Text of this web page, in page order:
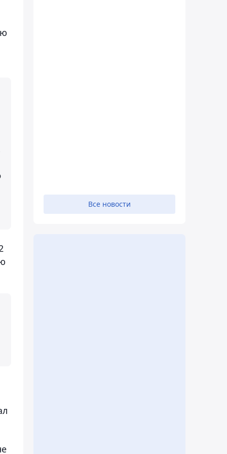
Все новости